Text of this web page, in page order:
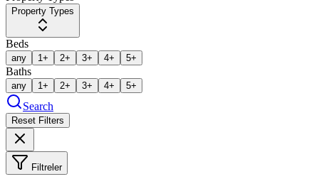
Property Types
Beds
any 1+ 2+ 3+ 4+ 5+
Baths
any 1+ 2+ 3+ 4+ 5+
Search
Reset Filters
Filtreler